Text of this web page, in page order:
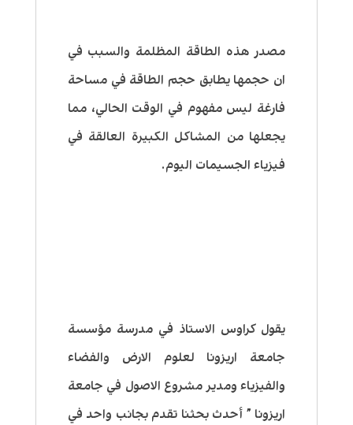
مصدر هذه الطاقة المظلمة والسبب في
ان حجمها يطابق حجم الطاقة في مساحة
فارغة ليس مفهوم في الوقت الحالي، مما
يجعلها من المشاكل الكبيرة العالقة في
فيزياء الجسيمات اليوم.
يقول كراوس الاستاذ في مدرسة مؤسسة
جامعة اريزونا لعلوم الارض والفضاء
والفيزياء ومدير مشروع الاصول في جامعة
اريزونا ” أحدث بحثنا تقدم بجانب واحد في